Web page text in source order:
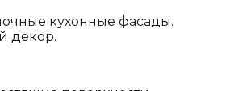
кухонные фасады.
декор.